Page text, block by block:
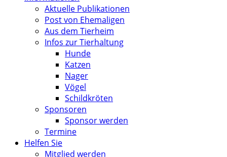
Aktuelle Publikationen
Post von Ehemaligen
Aus dem Tierheim
Infos zur Tierhaltung
Hunde
Katzen
Nager
Vögel
Schildkröten
Sponsoren
Sponsor werden
Termine
Helfen Sie
Mitglied werden